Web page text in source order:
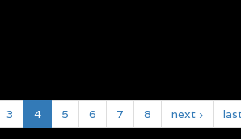
3 4 5 6 7 8 next ›